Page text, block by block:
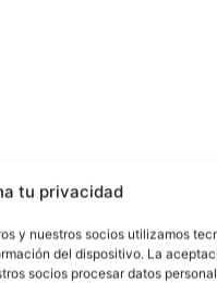
tu privacidad
y nuestros socios utilizamos
del dispositivo. La
socios procesar datos